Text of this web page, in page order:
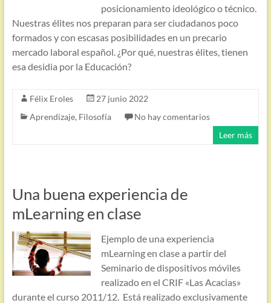
posicionamiento ideológico o técnico.
Nuestras élites nos preparan para ser ciudadanos poco
formados y con escasas posibilidades en un precario
mercado laboral español. ¿Por qué, nuestras élites, tienen
esa desidia por la Educación?
Félix Eroles
27 junio 2022
Aprendizaje, Filosofía
No hay comentarios
Leer más
Una buena experiencia de
mLearning en clase
Ejemplo de una experiencia
mLearning en clase a partir del
Seminario de dispositivos móviles
realizado en el CRIF «Las Acacias»
durante el curso 2011/12. Está realizado exclusivamente